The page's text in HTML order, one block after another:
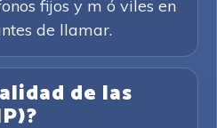
fijos y m ó viles en
de llamar.
de las